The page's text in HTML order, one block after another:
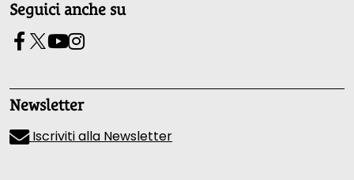
Seguici anche su
Newsletter
Iscriviti alla Newsletter